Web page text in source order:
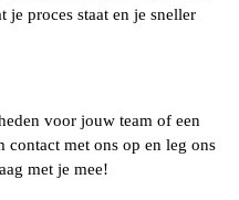
je proces staat en je sneller
voor jouw team of een
contact met ons op en leg ons
met je mee!